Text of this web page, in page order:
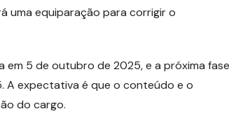
uma equiparação para corrigir o
em 5 de outubro de 2025, e a próxima fase
A expectativa é que o conteúdo e o
do cargo.